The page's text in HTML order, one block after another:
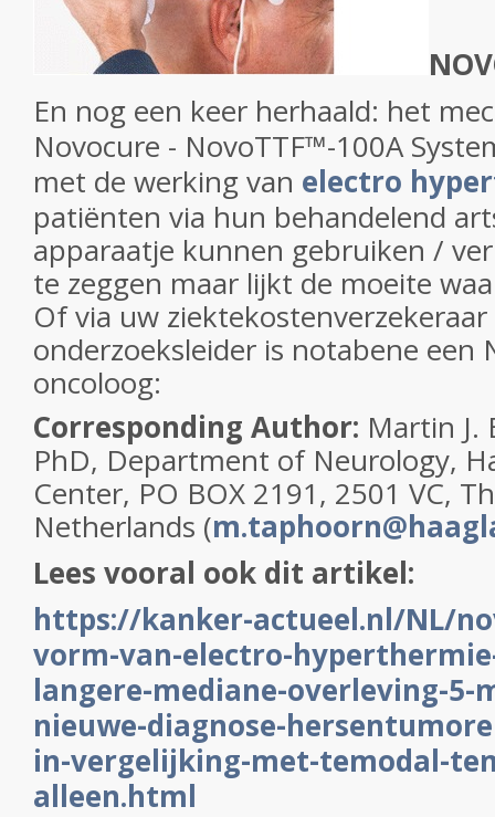
En nog een keer herhaald: het
Novocure - NovoTTF™-100A
met de werking van electro
patiënten via hun behandelend
apparaatje kunnen gebruiken /
te zeggen maar lijkt de moeite
Of via uw
onderzoeksleider is notabene een
oncoloog:
Corresponding Author: Martin J.
PhD, Department of Neurology,
Center, PO BOX 2191, 2501 VC,
Netherlands (
Lees vooral ook dit artikel:
https://kanker-actueel.nl/NL/
vorm-van-electro-
langere-mediane-overleving-5-
nieuwe-diagnose-
in-vergelijking-met-temodal-
alleen.html